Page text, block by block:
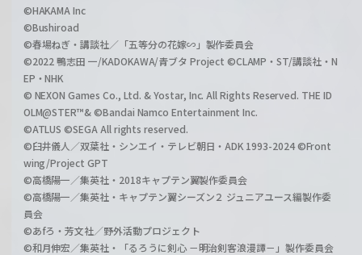
©HAKAMA Inc
©Bushiroad
©春場ねぎ・講談社／「五等分の花嫁∽」製作委員会
©2022 鴨志田 一/KADOKAWA/青ブタ Project ©CLAMP・ST/講談社・N
EP・NHK
© NEXON Games Co., Ltd. & Yostar, Inc. All Rights Reserved. THE ID
OLM@STER™& ©Bandai Namco Entertainment Inc.
©ATLUS ©SEGA All rights reserved.
©臼井儀人／双葉社・シンエイ・テレビ朝日・ADK 1993-2024 ©Front
wing/Project GPT
©高橋陽一／集英社・2018キャプテン翼製作委員会
©高橋陽一／集英社・キャプテン翼シーズン２ ジュニアユース編製作委
員会
©あfろ・芳文社／野外活動プロジェクト
©和月伸宏／集英社・「るろうに剣心 －明治剣客浪漫譚－」製作委員会